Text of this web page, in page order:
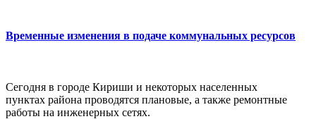
Временные изменения в подаче коммунальных ресурсов
Сегодня в городе Кириши и некоторых населенных
пунктах района проводятся плановые, а также ремонтные
работы на инженерных сетях.